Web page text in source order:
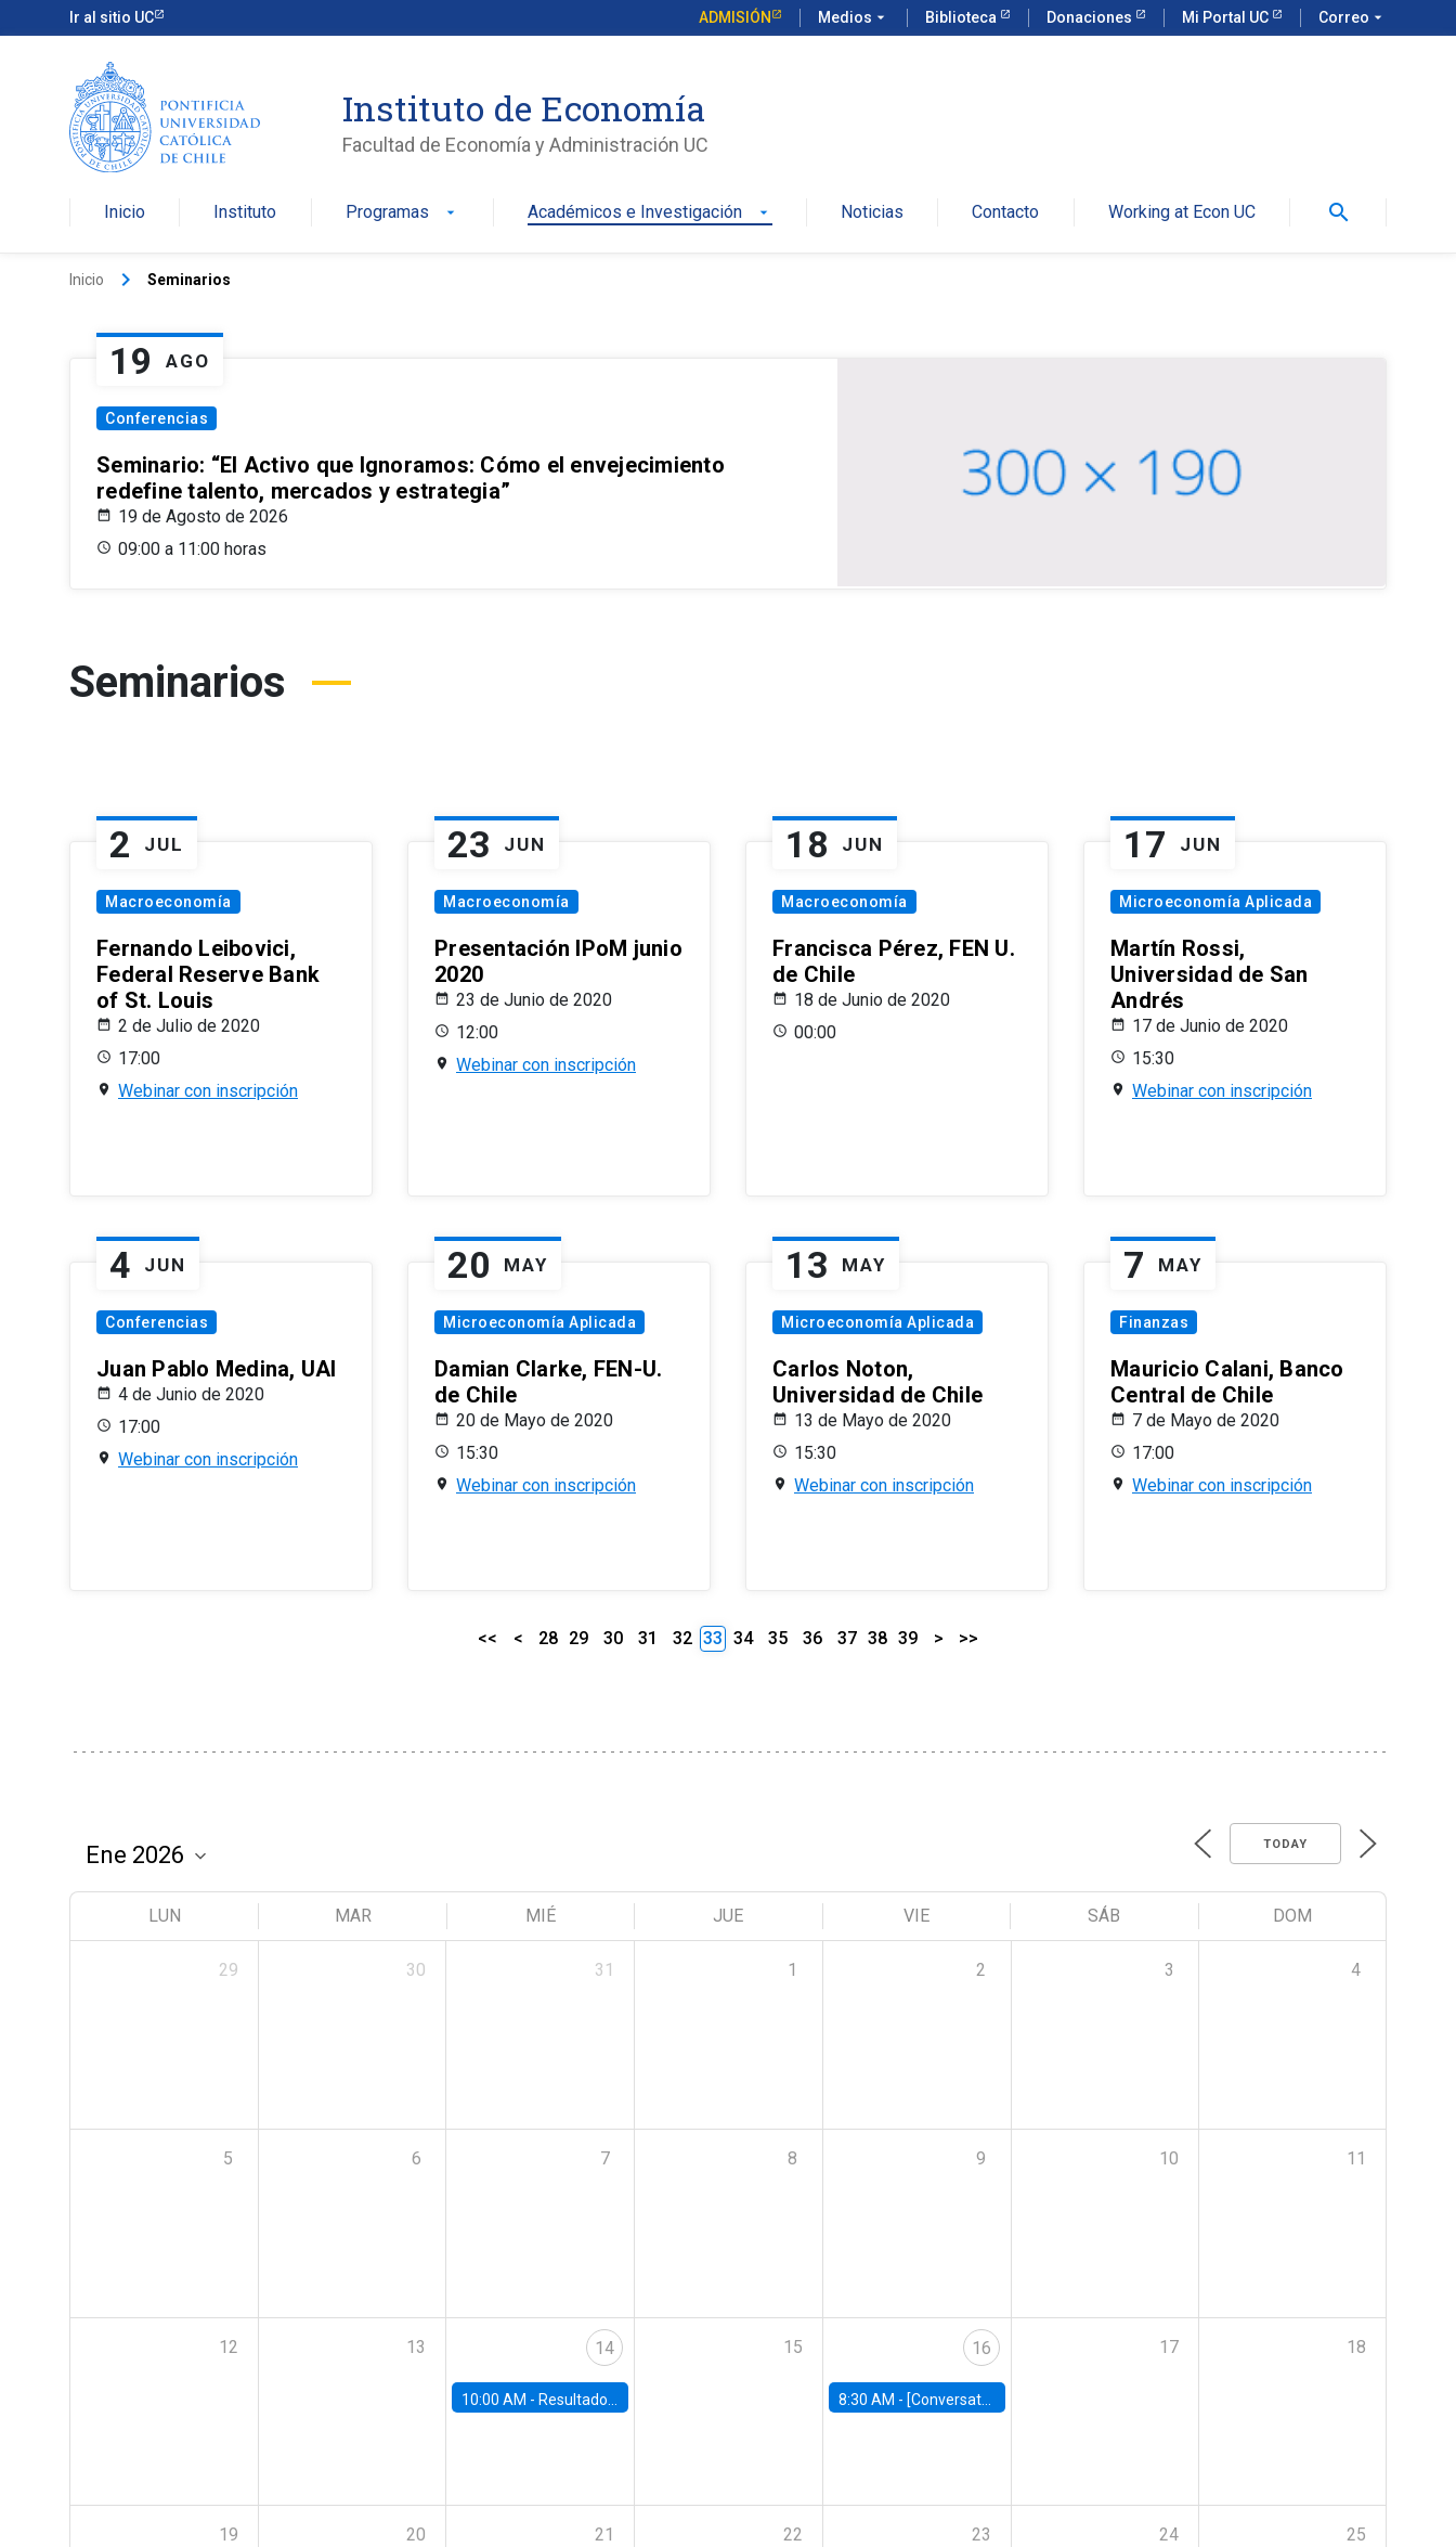
Ir al sitio UC ADMISIÓN Medios arrow_drop_down Biblioteca Donaciones Mi Portal UC Correo arrow_drop_down
Instituto de Economía
Facultad de Economía y Administración UC
Inicio Instituto Programas arrow_drop_down Académicos e Investigación arrow_drop_down Noticias Contacto Working at Econ UC search
Inicio keyboard_arrow_right Seminarios
19 AGO
Conferencias
Seminario: “El Activo que Ignoramos: Cómo el envejecimiento
redefine talento, mercados y estrategia”
19 de Agosto de 2026
09:00 a 11:00 horas
Seminarios
2 JUL
Macroeconomía
Fernando Leibovici,
Federal Reserve Bank
of St. Louis
2 de Julio de 2020
17:00
Webinar con inscripción
23 JUN
Macroeconomía
Presentación IPoM junio
2020
23 de Junio de 2020
12:00
Webinar con inscripción
18 JUN
Macroeconomía
Francisca Pérez, FEN U.
de Chile
18 de Junio de 2020
00:00
17 JUN
Microeconomía Aplicada
Martín Rossi,
Universidad de San
Andrés
17 de Junio de 2020
15:30
Webinar con inscripción
4 JUN
Conferencias
Juan Pablo Medina, UAI
4 de Junio de 2020
17:00
Webinar con inscripción
20 MAY
Microeconomía Aplicada
Damian Clarke, FEN-U.
de Chile
20 de Mayo de 2020
15:30
Webinar con inscripción
13 MAY
Microeconomía Aplicada
Carlos Noton,
Universidad de Chile
13 de Mayo de 2020
15:30
Webinar con inscripción
7 MAY
Finanzas
Mauricio Calani, Banco
Central de Chile
7 de Mayo de 2020
17:00
Webinar con inscripción
<< < 28 29 30 31 32 33 34 35 36 37 38 39 > >>
TODAY
LUN MAR MIÉ JUE VIE SÁB DOM
29 30 31 1 2 3 4
5 6 7 8 9 10 11
12 13 14
10:00 AM - Resultados Encuesta Casen 2024: Repercusiones para el Chile de hoy
15 16
8:30 AM - [Conversatorio] AI and Reskilling | La evolución del trabajo en la era de la IA
17 18
19 20 21 22 23 24 25